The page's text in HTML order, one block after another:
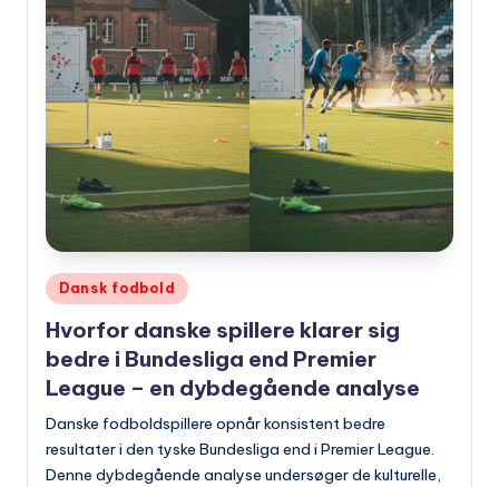
Udgivet
Dansk fodbold
Hvorfor danske spillere klarer sig
bedre i Bundesliga end Premier
League – en dybdegående analyse
Danske fodboldspillere opnår konsistent bedre
resultater i den tyske Bundesliga end i Premier League.
Denne dybdegående analyse undersøger de kulturelle,